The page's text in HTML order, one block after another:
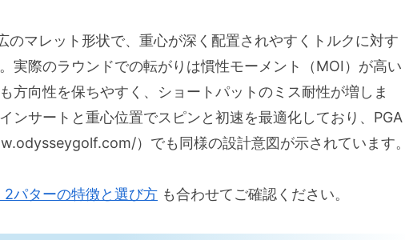
のマレット形状で、重心が深く配置されやすくトルクに対す
実際のラウンドでの転がりは慣性モーメント（MOI）が高い
方向性を保ちやすく、ショートパットのミス耐性が増しま
ンサートと重心位置でスピンと初速を最適化しており、PGA
）でも同様の設計意図が示されています。
パターの特徴と選び方 も合わせてご確認ください。